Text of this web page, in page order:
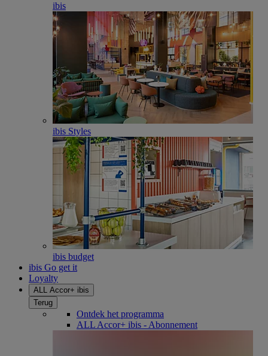
ibis
ibis Styles
ibis budget
ibis Go get it
Loyalty
ALL Accor+ ibis
Terug
Ontdek het programma
ALL Accor+ ibis - Abonnement